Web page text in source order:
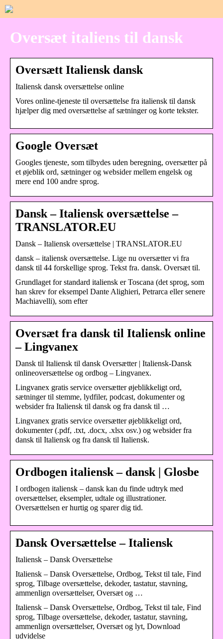
Oversæt italiens til dansk
Oversætt Italiensk dansk
Italiensk dansk oversættelse online
Vores online-tjeneste til oversættelse fra italiensk til dansk
hjælper dig med oversættelse af sætninger og korte tekster.
Google Oversæt
Googles tjeneste, som tilbydes uden beregning, oversætter på
et øjeblik ord, sætninger og websider mellem engelsk og
mere end 100 andre sprog.
Dansk – Italiensk oversættelse –
TRANSLATOR.EU
Dansk – Italiensk oversættelse | TRANSLATOR.EU
dansk – italiensk oversættelse. Lige nu oversætter vi fra
dansk til 44 forskellige sprog. Tekst fra. dansk. Oversæt til.
Grundlaget for standard italiensk er Toscana (det sprog, som
han skrev for eksempel Dante Alighieri, Petrarca eller senere
Machiavelli), som efter
Oversæt fra dansk til Italiensk online
– Lingvanex
Dansk til Italiensk til dansk Oversætter | Italiensk-Dansk
onlineoversættelse og ordbog – Lingvanex.
Lingvanex gratis service oversætter øjeblikkeligt ord,
sætninger til stemme, lydfiler, podcast, dokumenter og
websider fra Italiensk til dansk og fra dansk til …
Lingvanex gratis service oversætter øjeblikkeligt ord,
dokumenter (.pdf, .txt, .docx, .xlsx osv.) og websider fra
dansk til Italiensk og fra dansk til Italiensk.
Ordbogen italiensk – dansk | Glosbe
I ordbogen italiensk – dansk kan du finde udtryk med
oversættelser, eksempler, udtale og illustrationer.
Oversættelsen er hurtig og sparer dig tid.
Dansk Oversættelse – Italiensk
Italiensk – Dansk Oversættelse
Italiensk – Dansk Oversættelse, Ordbog, Tekst til tale, Find
sprog, Tilbage oversættelse, dekoder, tastatur, stavning,
ammenlign oversættelser, Oversæt og …
Italiensk – Dansk Oversættelse, Ordbog, Tekst til tale, Find
sprog, Tilbage oversættelse, dekoder, tastatur, stavning,
ammenlign oversættelser, Oversæt og lyt, Download
udvidelse